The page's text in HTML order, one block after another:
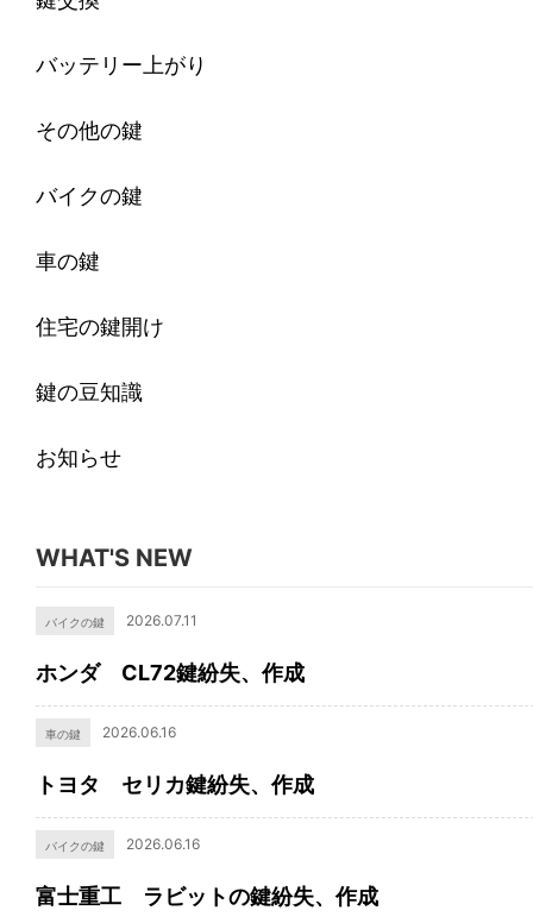
バッテリー上がり
その他の鍵
バイクの鍵
車の鍵
住宅の鍵開け
鍵の豆知識
お知らせ
WHAT'S NEW
バイクの鍵 2026.07.11
ホンダ CL72鍵紛失、作成
車の鍵 2026.06.16
トヨタ セリカ鍵紛失、作成
バイクの鍵 2026.06.16
富士重工 ラビットの鍵紛失、作成